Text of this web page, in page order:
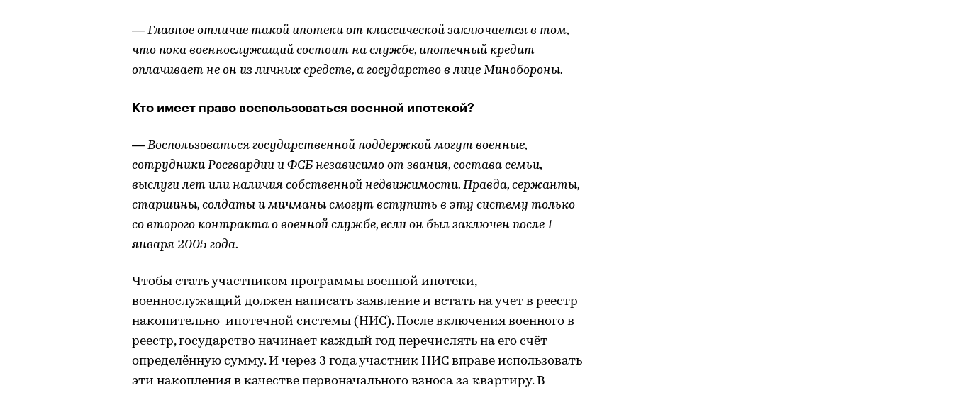
— Главное отличие такой ипотеки от классической заключается в том,
что пока военнослужащий состоит на службе, ипотечный кредит
оплачивает не он из личных средств, а государство в лице Минобороны.
Кто имеет право воспользоваться военной ипотекой?
— Воспользоваться государственной поддержкой могут военные,
сотрудники Росгвардии и ФСБ независимо от звания, состава семьи,
выслуги лет или наличия собственной недвижимости. Правда, сержанты,
старшины, солдаты и мичманы смогут вступить в эту систему только
со второго контракта о военной службе, если он был заключен после 1
января 2005 года.
Чтобы стать участником программы военной ипотеки,
военнослужащий должен написать заявление и встать на учет в реестр
накопительно-ипотечной системы (НИС). После включения военного в
реестр, государство начинает каждый год перечислять на его счёт
определённую сумму. И через 3 года участник НИС вправе использовать
эти накопления в качестве первоначального взноса за квартиру. В